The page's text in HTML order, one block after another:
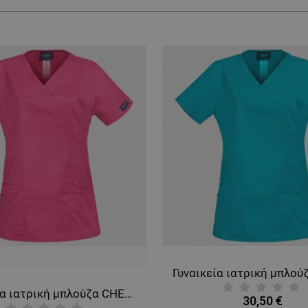
Γυναικεία ιατρική μπλούζα CHEROKEE WRAP PINK WWE4728 30,50 €